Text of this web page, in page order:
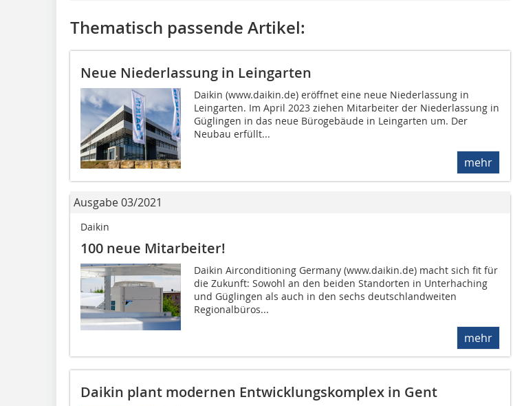
Thematisch passende Artikel:
Neue Niederlassung in Leingarten
Daikin (www.daikin.de) eröffnet eine neue Niederlassung in
Leingarten. Im April 2023 ziehen Mitarbeiter der Niederlassung in
Güglingen in das neue Bürogebäude in Leingarten um. Der
Neubau erfüllt...
mehr
Ausgabe 03/2021
Daikin
100 neue Mitarbeiter!
Daikin Airconditioning Germany (www.dai­kin.de) macht sich fit für
die Zukunft: Sowohl an den beiden Standorten in Unterhaching
und Güglingen als auch in den sechs deutschlandweiten
Regionalbüros...
mehr
Daikin plant modernen Entwicklungskomplex in Gent